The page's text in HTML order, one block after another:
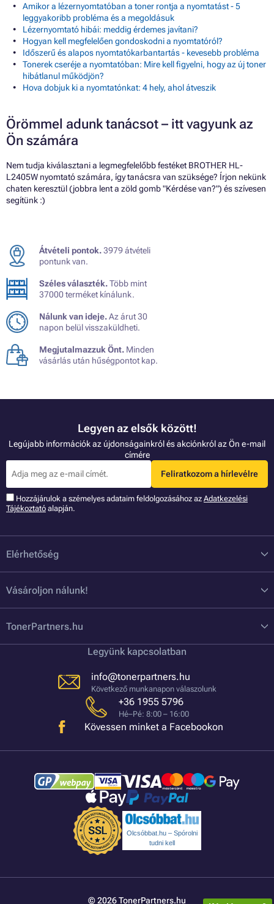
Amikor a lézernyomtatóban a toner rontja a nyomtatást - 5
leggyakoribb probléma és a megoldásuk
Lézernyomtató hibái: meddig érdemes javítani?
Hogyan kell megfelelően gondoskodni a nyomtatóról?
Időszerű és alapos nyomtatókarbantartás - kevesebb probléma
Tonerek cseréje a nyomtatóban: Mire kell figyelni, hogy az új toner
hibátlanul működjön?
Hova dobjuk ki a nyomtatónkat: 4 hely, ahol átveszik
Örömmel adunk tanácsot – itt vagyunk az
Ön számára
Nem tudja kiválasztani a legmegfelelőbb festéket BROTHER HL-
L2405W nyomtató számára, így tanácsra van szüksége? Írjon nekünk
chaten keresztül (jobbra lent a zöld gomb "Kérdése van?") és szívesen
segítünk :)
Átvételi pontok.3979 átvételi
pontunk van.
Széles választék.Több mint
37000 terméket kínálunk.
Nálunk van ideje.Az árut 30
napon belül visszaküldheti.
Megjutalmazzuk Önt. Minden
vásárlás után hűségpontot kap.
Legyen az elsők között!
Legújabb információk az újdonságainkról és akciónkról az Ön e-mail
címére
Feliratkozom a hírlevélre
Hozzájárulok a szémelyes adataim feldolgozásához az Adatkezelési
Tájékoztató alapján.
Elérhetőség
Vásároljon nálunk!
TonerPartners.hu
Legyünk kapcsolatban
info@tonerpartners.hu
Következő munkanapon válaszolunk
+36 1955 5796
Hé–Pé: 8:00 – 16:00
Kövessen minket a Facebookon
Olcsóbbat.hu – Spórolni
tudni kell
© 2026 TonerPartners.hu